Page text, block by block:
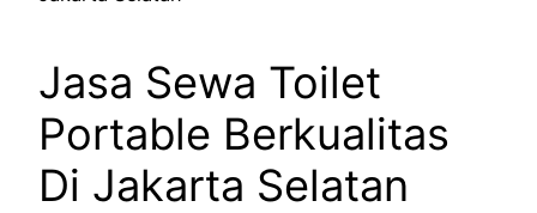
Jasa Sewa Toilet
Portable Berkualitas
Di Jakarta Selatan